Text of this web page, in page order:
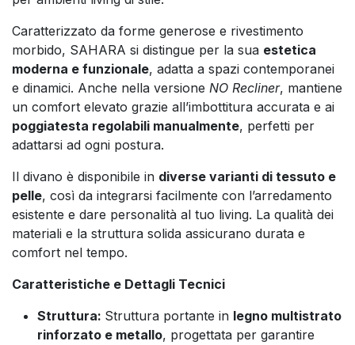
Caratterizzato da forme generose e rivestimento
morbido, SAHARA si distingue per la sua estetica
moderna e funzionale, adatta a spazi contemporanei
e dinamici. Anche nella versione NO Recliner, mantiene
un comfort elevato grazie all’imbottitura accurata e ai
poggiatesta regolabili manualmente, perfetti per
adattarsi ad ogni postura.
Il divano è disponibile in diverse varianti di tessuto e
pelle, così da integrarsi facilmente con l’arredamento
esistente e dare personalità al tuo living. La qualità dei
materiali e la struttura solida assicurano durata e
comfort nel tempo.
Caratteristiche e Dettagli Tecnici
Struttura: Struttura portante in legno multistrato
rinforzato e metallo, progettata per garantire